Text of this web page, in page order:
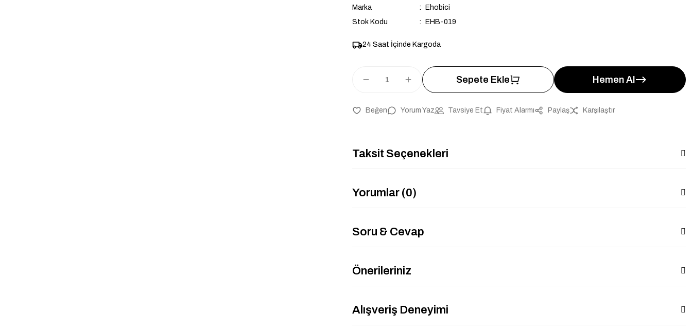
Marka
Ehobici
Stok Kodu
EHB-019
24 Saat İçinde Kargoda
Sepete Ekle Hemen Al
Yorum Yaz Tavsiye Et Fiyat Alarmı Paylaş Karşılaştır
Taksit Seçenekleri
Yorumlar (0)
Soru & Cevap
Önerileriniz
Alışveriş Deneyimi